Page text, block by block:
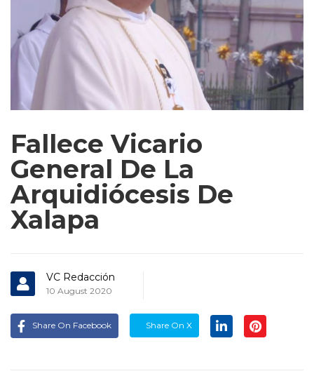
Fallece Vicario
General De La
Arquidiócesis De
Xalapa
VC Redacción
10 August 2020
Share On Facebook Share On X